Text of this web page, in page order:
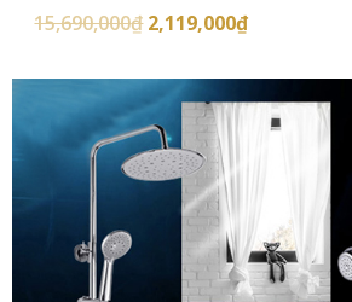
15,690,000₫ 2,119,000₫